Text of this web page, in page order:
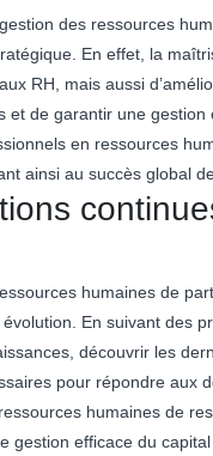
des ressources
En effet, la
RH, mais aussi
et de garantir une
en ressources
ainsi au succès global de
humaines de
En suivant des
découvrir les
pour répondre aux
humaines de
gestion efficace du capital